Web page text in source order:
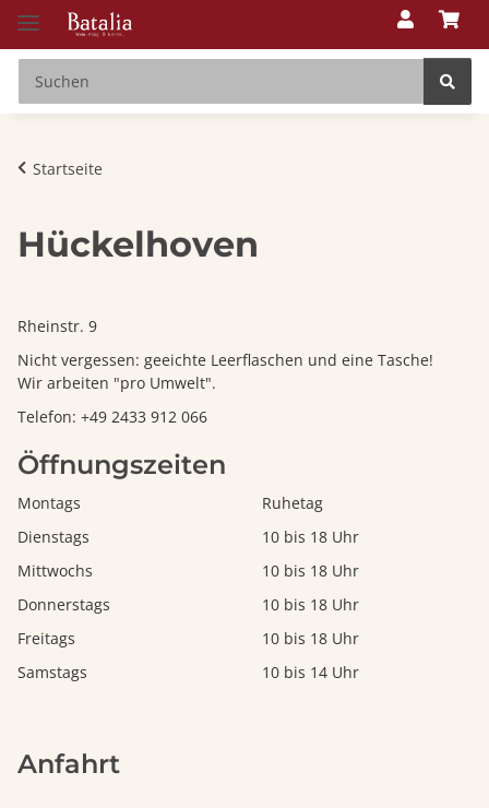
Startseite
Hückelhoven
Rheinstr. 9
Nicht vergessen: geeichte Leerflaschen und eine Tasche!
Wir arbeiten "pro Umwelt".
Telefon: +49 2433 912 066
Öffnungszeiten
Montags
Dienstags
Mittwochs
Donnerstags
Freitags
Samstags
Ruhetag
10 bis 18 Uhr
10 bis 18 Uhr
10 bis 18 Uhr
10 bis 18 Uhr
10 bis 14 Uhr
Anfahrt